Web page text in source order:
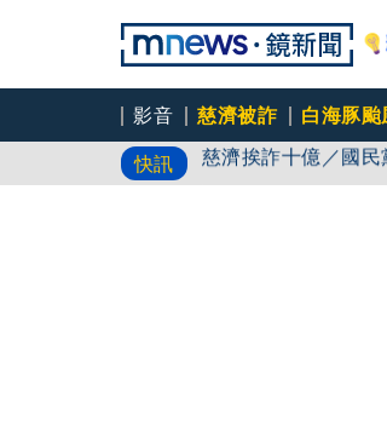
影音 慈濟被詐 白海豚颱
快訊
慈濟挨詐十億／國
徐莉玲喪子劇變／